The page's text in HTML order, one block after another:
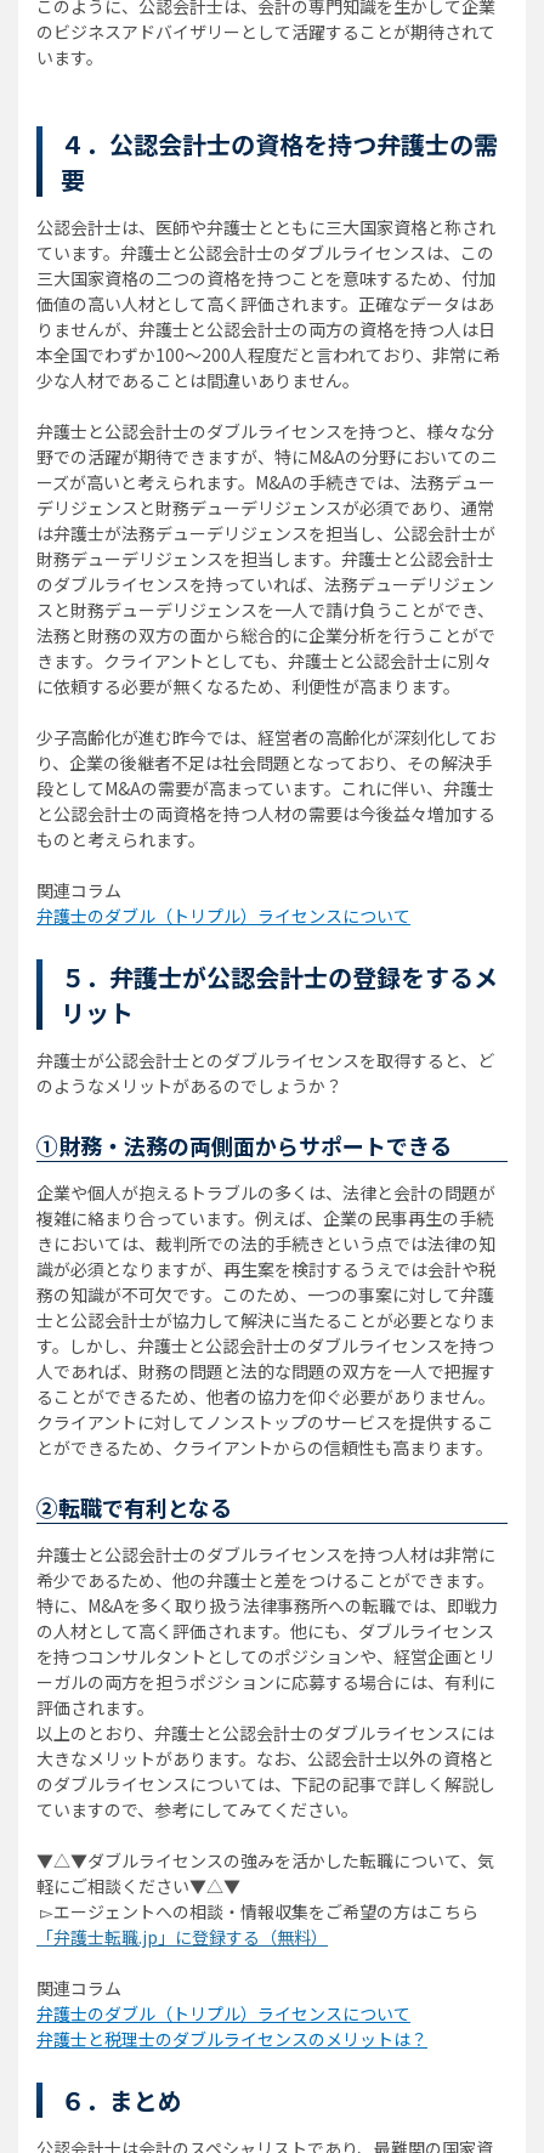
このように、公認会計士は、会計の専門知識を生かして企業
のビジネスアドバイザリーとして活躍することが期待されて
います。
４．公認会計士の資格を持つ弁護士の需
要
公認会計士は、医師や弁護士とともに三大国家資格と称され
ています。弁護士と公認会計士のダブルライセンスは、この
三大国家資格の二つの資格を持つことを意味するため、付加
価値の高い人材として高く評価されます。正確なデータはあ
りませんが、弁護士と公認会計士の両方の資格を持つ人は日
本全国でわずか100～200人程度だと言われており、非常に希
少な人材であることは間違いありません。
弁護士と公認会計士のダブルライセンスを持つと、様々な分
野での活躍が期待できますが、特にM&Aの分野においてのニ
ーズが高いと考えられます。M&Aの手続きでは、法務デュー
デリジェンスと財務デューデリジェンスが必須であり、通常
は弁護士が法務デューデリジェンスを担当し、公認会計士が
財務デューデリジェンスを担当します。弁護士と公認会計士
のダブルライセンスを持っていれば、法務デューデリジェン
スと財務デューデリジェンスを一人で請け負うことができ、
法務と財務の双方の面から総合的に企業分析を行うことがで
きます。クライアントとしても、弁護士と公認会計士に別々
に依頼する必要が無くなるため、利便性が高まります。
少子高齢化が進む昨今では、経営者の高齢化が深刻化してお
り、企業の後継者不足は社会問題となっており、その解決手
段としてM&Aの需要が高まっています。これに伴い、弁護士
と公認会計士の両資格を持つ人材の需要は今後益々増加する
ものと考えられます。
関連コラム
弁護士のダブル（トリプル）ライセンスについて
５．弁護士が公認会計士の登録をするメ
リット
弁護士が公認会計士とのダブルライセンスを取得すると、ど
のようなメリットがあるのでしょうか？
①財務・法務の両側面からサポートできる
企業や個人が抱えるトラブルの多くは、法律と会計の問題が
複雑に絡まり合っています。例えば、企業の民事再生の手続
きにおいては、裁判所での法的手続きという点では法律の知
識が必須となりますが、再生案を検討するうえでは会計や税
務の知識が不可欠です。このため、一つの事案に対して弁護
士と公認会計士が協力して解決に当たることが必要となりま
す。しかし、弁護士と公認会計士のダブルライセンスを持つ
人であれば、財務の問題と法的な問題の双方を一人で把握す
ることができるため、他者の協力を仰ぐ必要がありません。
クライアントに対してノンストップのサービスを提供するこ
とができるため、クライアントからの信頼性も高まります。
②転職で有利となる
弁護士と公認会計士のダブルライセンスを持つ人材は非常に
希少であるため、他の弁護士と差をつけることができます。
特に、M&Aを多く取り扱う法律事務所への転職では、即戦力
の人材として高く評価されます。他にも、ダブルライセンス
を持つコンサルタントとしてのポジションや、経営企画とリ
ーガルの両方を担うポジションに応募する場合には、有利に
評価されます。
以上のとおり、弁護士と公認会計士のダブルライセンスには
大きなメリットがあります。なお、公認会計士以外の資格と
のダブルライセンスについては、下記の記事で詳しく解説し
ていますので、参考にしてみてください。
▼△▼ダブルライセンスの強みを活かした転職について、気
軽にご相談ください▼△▼
▻エージェントへの相談・情報収集をご希望の方はこちら
「弁護士転職.jp」に登録する（無料）
関連コラム
弁護士のダブル（トリプル）ライセンスについて
弁護士と税理士のダブルライセンスのメリットは？
６．まとめ
公認会計士は会計のスペシャリストであり、最難関の国家資